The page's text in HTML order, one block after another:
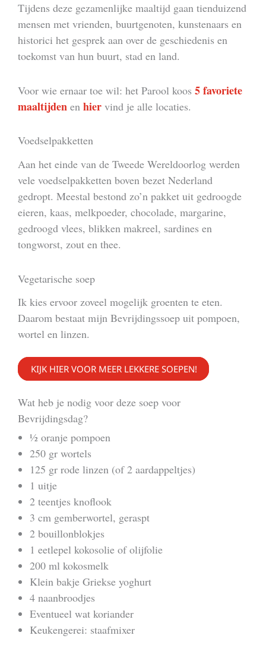
Tijdens deze gezamenlijke maaltijd gaan tienduizend
mensen met vrienden, buurtgenoten, kunstenaars en
historici het gesprek aan over de geschiedenis en
toekomst van hun buurt, stad en land.
Voor wie ernaar toe wil: het Parool koos 5 favoriete
maaltijden en hier vind je alle locaties.
Voedselpakketten
Aan het einde van de Tweede Wereldoorlog werden
vele voedselpakketten boven bezet Nederland
gedropt. Meestal bestond zo’n pakket uit gedroogde
eieren, kaas, melkpoeder, chocolade, margarine,
gedroogd vlees, blikken makreel, sardines en
tongworst, zout en thee.
Vegetarische soep
Ik kies ervoor zoveel mogelijk groenten te eten.
Daarom bestaat mijn Bevrijdingssoep uit pompoen,
wortel en linzen.
KIJK HIER VOOR MEER LEKKERE SOEPEN!
Wat heb je nodig voor deze soep voor
Bevrijdingsdag?
½ oranje pompoen
250 gr wortels
125 gr rode linzen (of 2 aardappeltjes)
1 uitje
2 teentjes knoflook
3 cm gemberwortel, geraspt
2 bouillonblokjes
1 eetlepel kokosolie of olijfolie
200 ml kokosmelk
Klein bakje Griekse yoghurt
4 naanbroodjes
Eventueel wat koriander
Keukengerei: staafmixer